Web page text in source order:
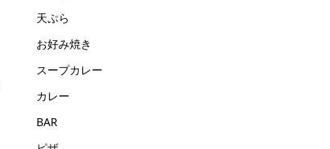
天ぷら
お好み焼き
スープカレー
カレー
BAR